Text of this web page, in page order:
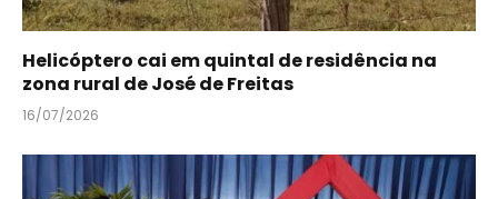
Helicóptero cai em quintal de residência na
zona rural de José de Freitas
16/07/2026